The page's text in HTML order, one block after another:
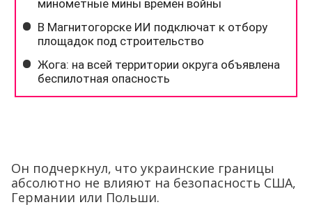
Он подчеркнул, что украинские границы
абсолютно не влияют на безопасность США,
Германии или Польши.